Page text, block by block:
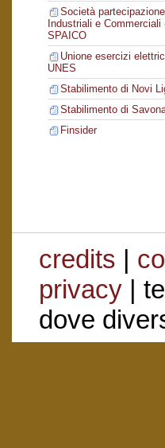
Società partecipazione
Industriali e Commerciali
SPAICO
Unione esercizi
UNES
Stabilimento di Novi
Stabilimento di
Finsider
credits |
privacy|
dove